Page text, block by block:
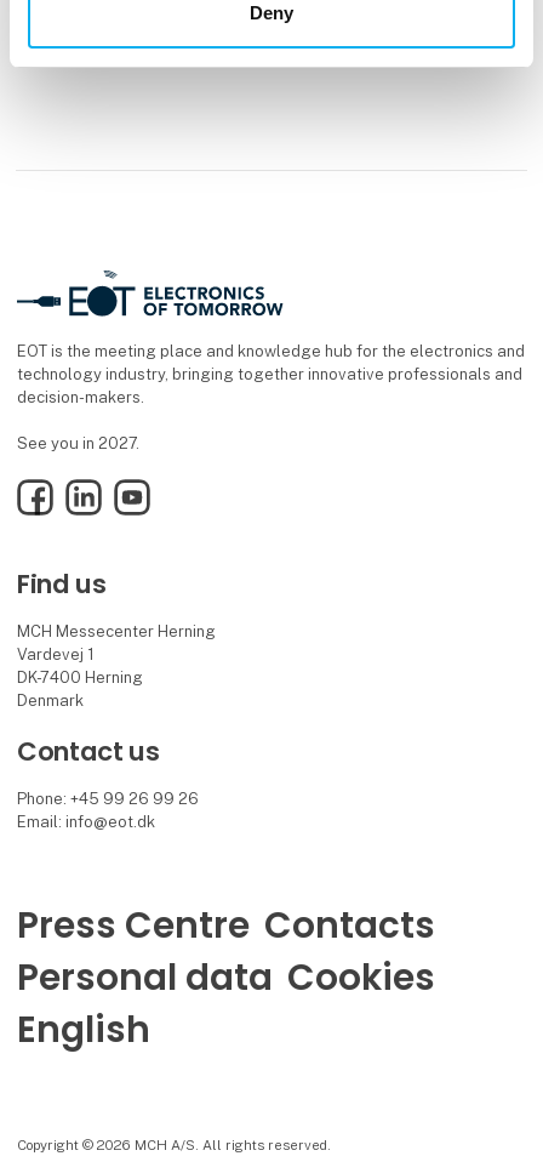
Deny
EOT is the meeting place and knowledge hub for the electronics and
technology industry, bringing together innovative professionals and
decision-makers.
See you in 2027.
FacebookLinkedInYouTube
Find us
MCH Messecenter Herning
Vardevej 1
DK-7400 Herning
Denmark
Contact us
Phone: +45 99 26 99 26
Email: info@eot.dk
Press Centre Contacts
Personal data Cookies
English
Copyright © 2026 MCH A/S. All rights reserved.